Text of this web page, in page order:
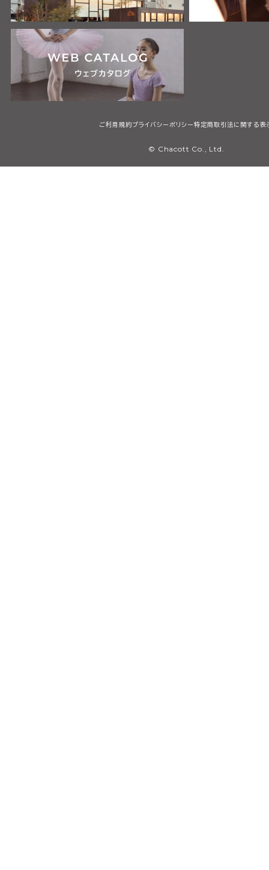
ご利用規約プライバシーポリシー特定商取引法に関する表
© Chacott Co., Ltd.